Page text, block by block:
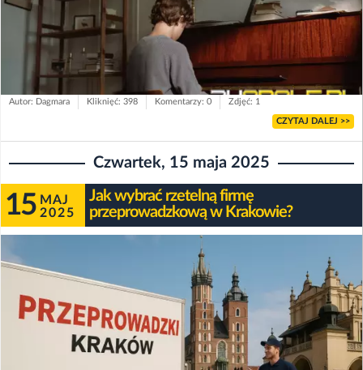
Autor: Dagmara Kliknięć: 398 Komentarzy: 0 Zdjęć: 1
CZYTAJ DALEJ >>
Czwartek, 15 maja 2025
15 MAJ
2025
Jak wybrać rzetelną firmę
przeprowadzkową w Krakowie?